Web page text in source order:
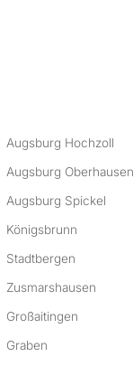
Augsburg Hochzoll
Augsburg Oberhausen
Augsburg Spickel
Königsbrunn
Stadtbergen
Zusmarshausen
Großaitingen
Graben